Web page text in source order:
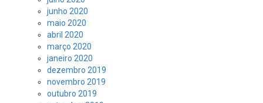
junho 2020
maio 2020
abril 2020
março 2020
janeiro 2020
dezembro 2019
novembro 2019
outubro 2019